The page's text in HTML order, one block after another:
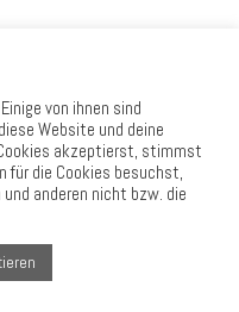
MICH
von ihnen sind
Website und deine
akzeptierst, stimmst
für die Cookies besuchst,
anderen nicht bzw. die